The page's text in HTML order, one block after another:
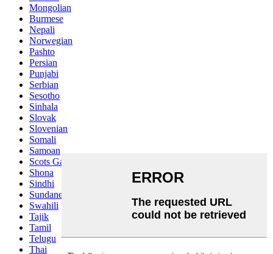
Mongolian
Burmese
Nepali
Norwegian
Pashto
Persian
Punjabi
Serbian
Sesotho
Sinhala
Slovak
Slovenian
Somali
Samoan
Scots Gaelic
Shona
Sindhi
Sundanese
Swahili
Tajik
Tamil
Telugu
Thai